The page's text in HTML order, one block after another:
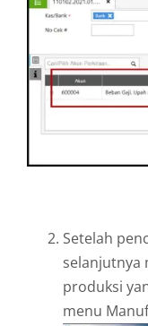
Setelah
selanjutnya
produksi
menu